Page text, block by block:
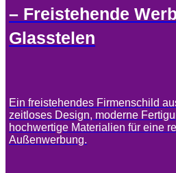
– Freistehende
Glasstelen
Ein freistehendes Firmenschild
zeitloses Design, moderne
hochwertige Materialien für eine
Außenwerbung.